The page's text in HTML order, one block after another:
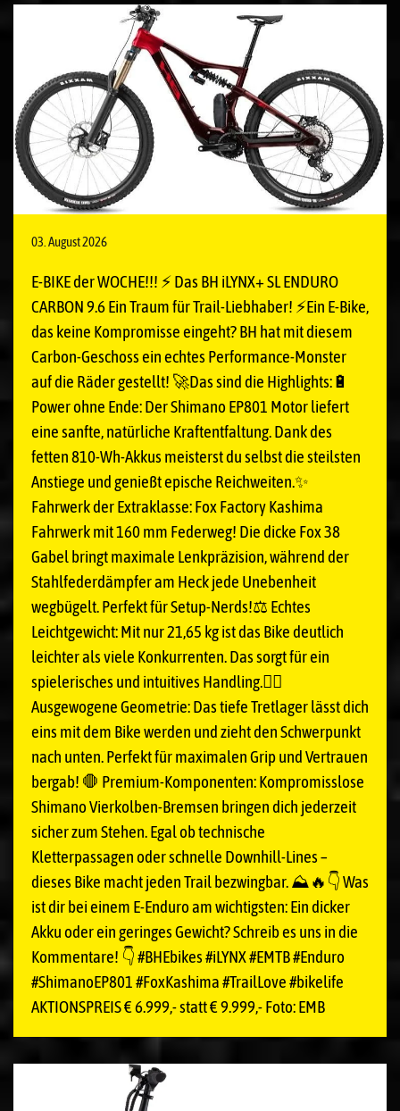
03. August 2026
E-BIKE der WOCHE!!! ⚡ Das BH iLYNX+ SL ENDURO
CARBON 9.6 Ein Traum für Trail-Liebhaber! ⚡Ein E-Bike,
das keine Kompromisse eingeht? BH hat mit diesem
Carbon-Geschoss ein echtes Performance-Monster
auf die Räder gestellt! 🚀Das sind die Highlights:🔋
Power ohne Ende: Der Shimano EP801 Motor liefert
eine sanfte, natürliche Kraftentfaltung. Dank des
fetten 810-Wh-Akkus meisterst du selbst die steilsten
Anstiege und genießt epische Reichweiten.✨
Fahrwerk der Extraklasse: Fox Factory Kashima
Fahrwerk mit 160 mm Federweg! Die dicke Fox 38
Gabel bringt maximale Lenkpräzision, während der
Stahlfederdämpfer am Heck jede Unebenheit
wegbügelt. Perfekt für Setup-Nerds!⚖️ Echtes
Leichtgewicht: Mit nur 21,65 kg ist das Bike deutlich
leichter als viele Konkurrenten. Das sorgt für ein
spielerisches und intuitives Handling.🚵‍♂️
Ausgewogene Geometrie: Das tiefe Tretlager lässt dich
eins mit dem Bike werden und zieht den Schwerpunkt
nach unten. Perfekt für maximalen Grip und Vertrauen
bergab! 🛑 Premium-Komponenten: Kompromisslose
Shimano Vierkolben-Bremsen bringen dich jederzeit
sicher zum Stehen. Egal ob technische
Kletterpassagen oder schnelle Downhill-Lines –
dieses Bike macht jeden Trail bezwingbar. ⛰️🔥👇 Was
ist dir bei einem E-Enduro am wichtigsten: Ein dicker
Akku oder ein geringes Gewicht? Schreib es uns in die
Kommentare! 👇 #BHEbikes #iLYNX #EMTB #Enduro
#ShimanoEP801 #FoxKashima #TrailLove #bikelife
AKTIONSPREIS € 6.999,- statt € 9.999,- Foto: EMB